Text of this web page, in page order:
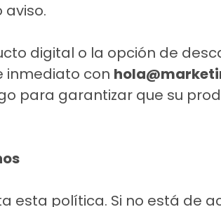
aviso.
digital o la opción de
inmediato con
para garantizar que su
esta política. Si no está de